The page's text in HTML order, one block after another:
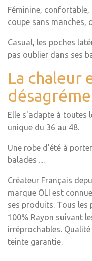
Féminine,
coupe sans manches,
Casual, les poches
pas oublier dans ses
La chaleur
Elle s'adapte à toutes
unique du 36 au 48.
Une robe d'été à
balades ....
Créateur Français
marque OLI est
ses produits. Tous
100% Rayon suivant
irréprochables.
teinte garantie.